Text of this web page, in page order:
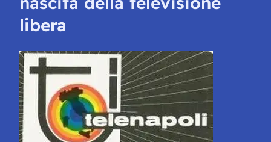
libera